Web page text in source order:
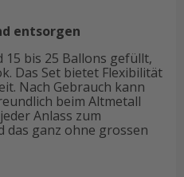
entsorgen
bis 25 Ballons gefüllt,
Das Set bietet Flexibilität
Nach Gebrauch kann
beim Altmetall
Anlass zum
das ganz ohne grossen